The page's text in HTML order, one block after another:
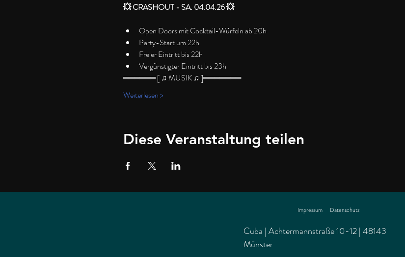
💥 CRASHOUT - SA. 04.04.26 💥
Open Doors mit Cocktail-Würfeln ab 20h
Party-Start um 22h
Freier Eintritt bis 22h
Vergünstigter Eintritt bis 23h
══════ [ ♫ MUSIK ♫ ]═══════
Weiterlesen >
Diese Veranstaltung teilen
Impressum Datenschutz
Cuba | Achtermannstraße 10-12 | 48143
Münster